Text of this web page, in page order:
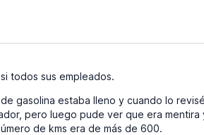
todos sus empleados.
gasolina estaba lleno y cuando lo
pero luego pude ver que era
de kms era de más de 600.